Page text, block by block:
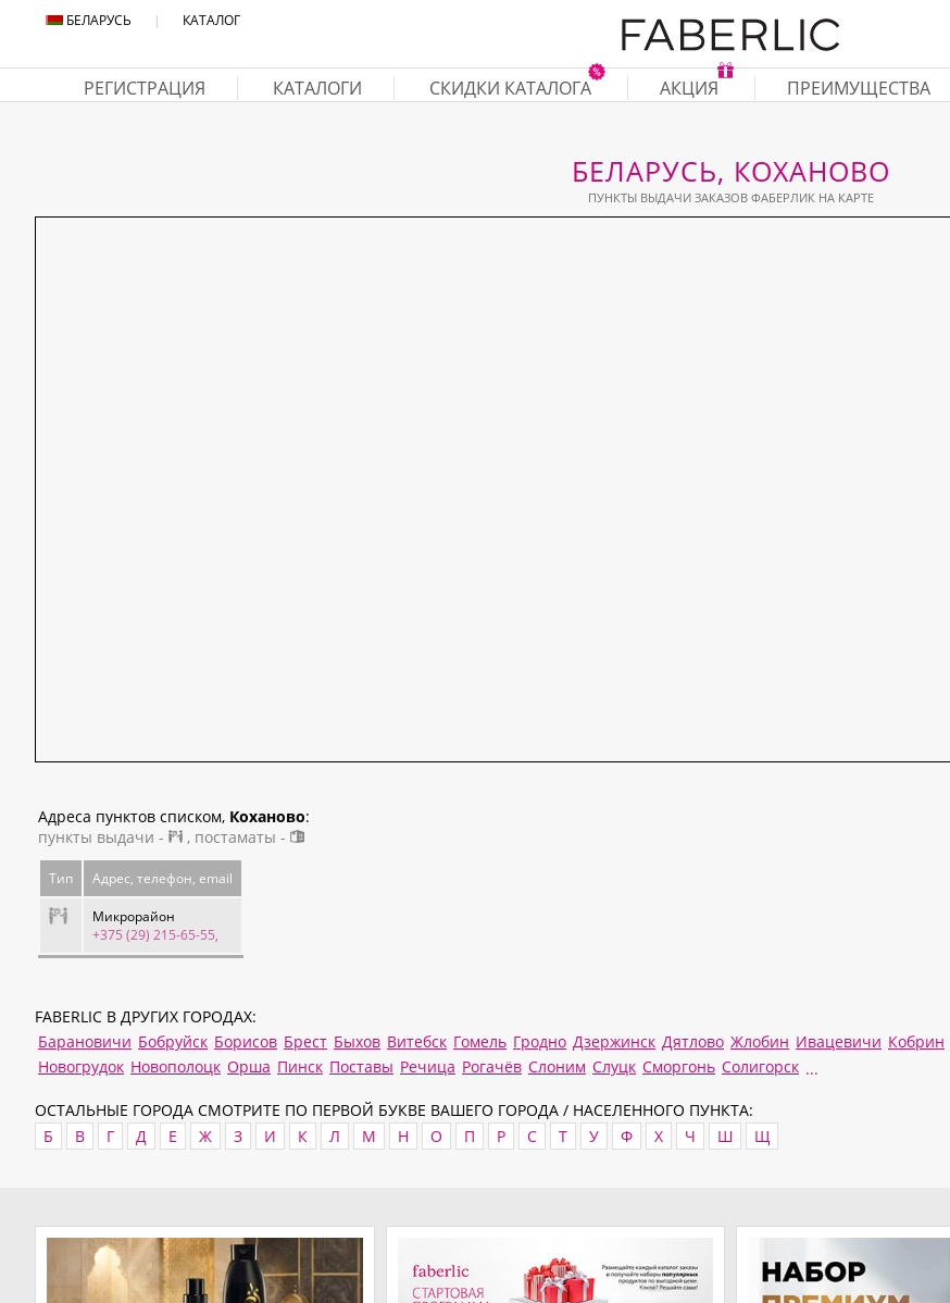
БЕЛАРУСЬ | КАТАЛОГ
РЕГИСТРАЦИЯ КАТАЛОГИ СКИДКИ КАТАЛОГА АКЦИЯ ПРЕИМУЩЕСТВА
БЕЛАРУСЬ, КОХАНОВО
ПУНКТЫ ВЫДАЧИ ЗАКАЗОВ ФАБЕРЛИК НА КАРТЕ
Адреса пунктов списком, Коханово:
пункты выдачи -
, постаматы -
Тип Адрес, телефон, email
Микрорайон
+375 (29) 215-65-55,
FABERLIC В ДРУГИХ ГОРОДАХ:
Барановичи Бобруйск Борисов Брест Быхов Витебск Гомель Гродно Дзержинск Дятлово Жлобин Ивацевичи Кобрин
Новогрудок Новополоцк Орша Пинск Поставы Речица Рогачёв Слоним Слуцк Сморгонь Солигорск ...
ОСТАЛЬНЫЕ ГОРОДА СМОТРИТЕ ПО ПЕРВОЙ БУКВЕ ВАШЕГО ГОРОДА / НАСЕЛЕННОГО ПУНКТА:
Б
В Г Д Е Ж З И К Л М Н О П Р С Т У Ф Х Ч Ш Щ